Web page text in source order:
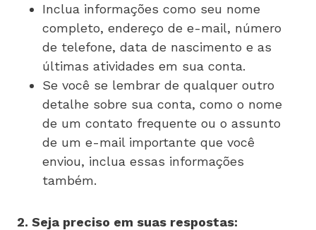
Inclua informações como seu nome
completo, endereço de e-mail, número
de telefone, data de nascimento e as
últimas atividades em sua conta.
Se você se lembrar de qualquer outro
detalhe sobre sua conta, como o nome
de um contato frequente ou o assunto
de um e-mail importante que você
enviou, inclua essas informações
também.
2. Seja preciso em suas respostas: